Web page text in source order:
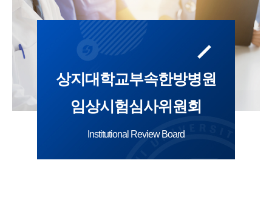
상지대학교부속한방병원
임상시험심사위원회
Institutional Review Board